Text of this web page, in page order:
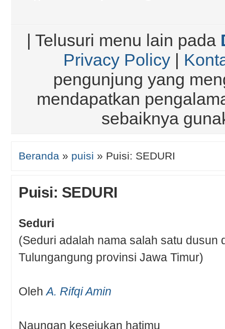
| Telusuri menu lain pada
Privacy Policy|
pengunjung yang
mendapatkan
sebaiknya
Beranda » puisi » Puisi: SEDURI
Puisi: SEDURI
Seduri
(Seduri adalah nama salah satu dusun
Tulungangung provinsi Jawa Timur)
OlehA. Rifqi Amin
Naungan kesejukan hatimu